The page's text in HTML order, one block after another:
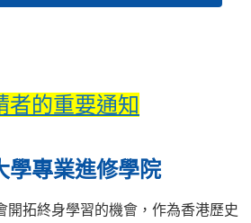
者的重要通知
學專業進修學院
開拓終身學習的機會，作為香港歷史